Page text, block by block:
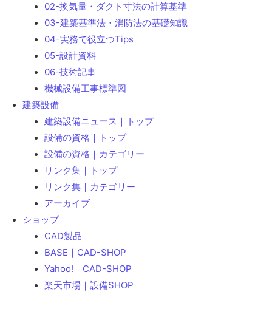
02-換気量・ダクト寸法の計算基準
03-建築基準法・消防法の基礎知識
04-実務で役立つTips
05-設計資料
06-技術記事
機械設備工事標準図
建築設備
建築設備ニュース｜トップ
設備の資格｜トップ
設備の資格｜カテゴリー
リンク集｜トップ
リンク集｜カテゴリー
アーカイブ
ショップ
CAD製品
BASE｜CAD-SHOP
Yahoo!｜CAD-SHOP
楽天市場｜設備SHOP